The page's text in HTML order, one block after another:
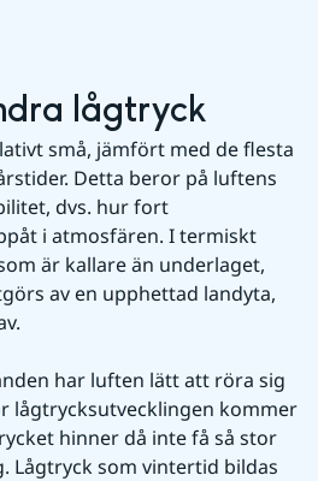
lågtryck
små, jämfört med de flesta
Detta beror på luftens
dvs. hur fort
i atmosfären. I termiskt
är kallare än underlaget,
av en upphettad landyta,
har luften lätt att röra sig
lågtrycksutvecklingen kommer
hinner då inte få så stor
Lågtryck som vintertid bildas